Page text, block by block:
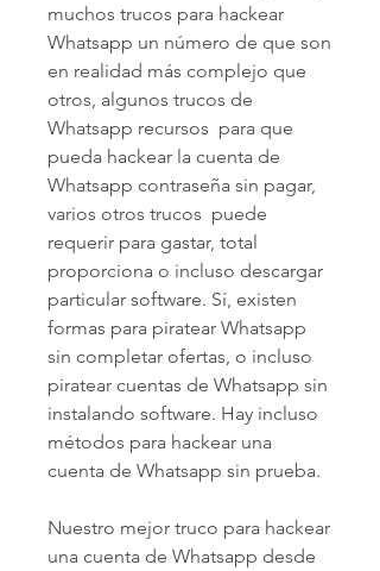
muchos trucos para hackear
Whatsapp un número de que son
en realidad más complejo que
otros, algunos trucos de
Whatsapp recursos  para que
pueda hackear la cuenta de
Whatsapp contraseña sin pagar,
varios otros trucos  puede
requerir para gastar, total
proporciona o incluso descargar
particular software. Sí, existen
formas para piratear Whatsapp
sin completar ofertas, o incluso
piratear cuentas de Whatsapp sin
instalando software. Hay incluso
métodos para hackear una
cuenta de Whatsapp sin prueba.
Nuestro mejor truco para hackear
una cuenta de Whatsapp desde